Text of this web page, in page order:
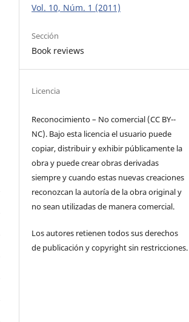
Vol. 10, Núm. 1 (2011)
Sección
Book reviews
Licencia
Reconocimiento – No comercial (CC BY-­
NC). Bajo esta licencia el usuario puede
copiar, distribuir y exhibir públicamente la
obra y puede crear obras derivadas
siempre y cuando estas nuevas creaciones
reconozcan la autoría de la obra original y
no sean utilizadas de manera comercial.
Los autores retienen todos sus derechos
de publicación y copyright sin restricciones.